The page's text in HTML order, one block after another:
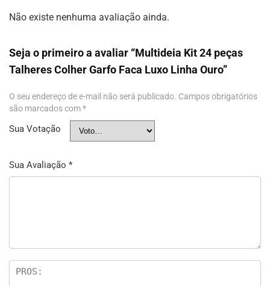
Não existe nenhuma avaliação ainda.
Seja o primeiro a avaliar “Multideia Kit 24 peças
Talheres Colher Garfo Faca Luxo Linha Ouro”
O seu endereço de e-mail não será publicado. Campos obrigatórios
são marcados com*
Sua Votação
Sua Avaliação *